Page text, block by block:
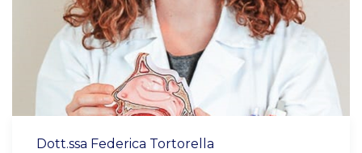
Dott.ssa Federica Tortorella